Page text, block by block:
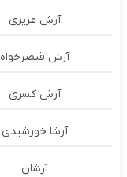
آرش عزیزی
آرش قیصرخواه
آرش کسری
آرشا خورشیدی
آرشان